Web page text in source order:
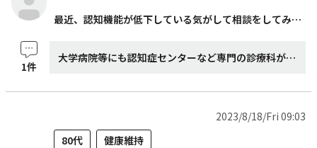
最近、認知機能が低下している気がして相談をしてみたいです。 どこに相談したらよいでしょうか?
1件
大学病院等にも認知症センターなど専門の診療科がありますが、いきなり大きな病院に行くのは...と抵抗がある方もいると思います。 まずは近くのかかりつけ医に相談するのも一つの手です。かかりつけ医がいなければ地域包括支援センターに相談してみてはどうでしょうか。地域包括支援センターは全ての市町村に設置されています。 認知症に詳しい認知症疾患医療センターや認知症初期支援チームなどの関係機関とも連携しながら、適切な保健福祉サービス又は制度の利用につながるよう様々な支援を行っています。 その他、電話相談を活用する手段もあります。 認知症に関する電話相談(公益社団法人 認知症の人と家族の会) 電話番号 0120-294-456(フリーダイヤル) ※携帯電話・PHSの場合は050-5358-6578(通話有料) 受付時間:午前10時~午後3時(月~金 ※祝日除く) ※このほか、全国47か所の支部でも電話相談を受け付けています。 受診の前に、こうした機関に連絡をして相談してみてください。
80代 健康維持
2023/8/18/Fri 09:03